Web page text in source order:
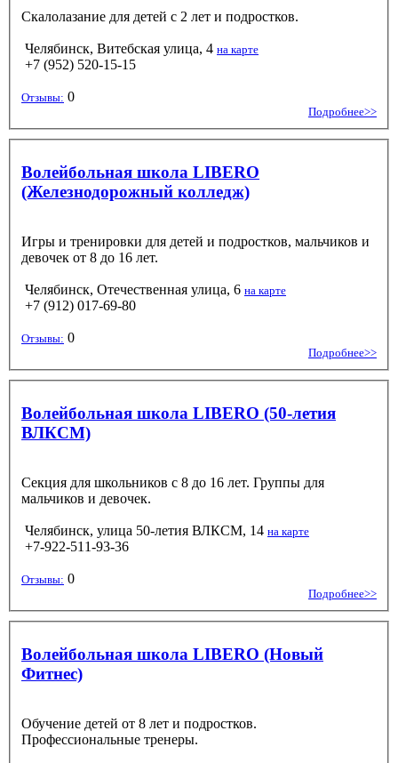
Скалолазание для детей с 2 лет и подростков.
Челябинск, Витебская улица, 4 на карте
+7 (952) 520-15-15
Отзывы: 0
Подробнее>>
Волейбольная школа LIBERO
(Железнодорожный колледж)
Игры и тренировки для детей и подростков, мальчиков и
девочек от 8 до 16 лет.
Челябинск, Отечественная улица, 6 на карте
+7 (912) 017-69-80
Отзывы: 0
Подробнее>>
Волейбольная школа LIBERO (50-летия
ВЛКСМ)
Секция для школьников с 8 до 16 лет. Группы для
мальчиков и девочек.
Челябинск, улица 50-летия ВЛКСМ, 14 на карте
+7-922-511-93-36
Отзывы: 0
Подробнее>>
Волейбольная школа LIBERO (Новый
Фитнес)
Обучение детей от 8 лет и подростков.
Профессиональные тренеры.